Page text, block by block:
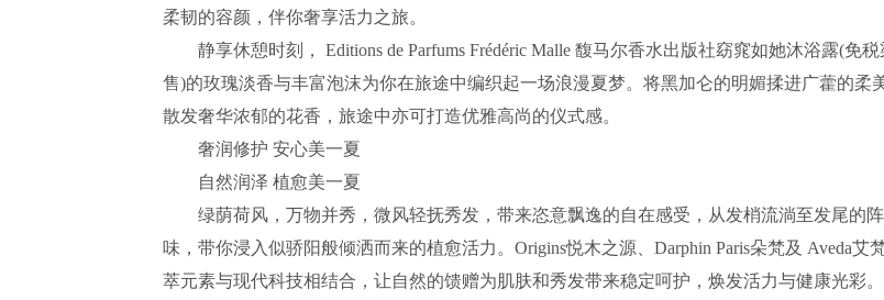
柔韧的容颜，伴你奢享活力之旅。
静享休憩时刻， Editions de Parfums Frédéric Malle 馥马尔香水出版社窈窕如她沐浴露(免税
售)的玫瑰淡香与丰富泡沫为你在旅途中编织起一场浪漫夏梦。将黑加仑的明媚揉进广藿的柔
散发奢华浓郁的花香，旅途中亦可打造优雅高尚的仪式感。
奢润修护 安心美一夏
自然润泽 植愈美一夏
绿荫荷风，万物并秀，微风轻抚秀发，带来恣意飘逸的自在感受，从发梢流淌至发尾的
味，带你浸入似骄阳般倾洒而来的植愈活力。Origins悦木之源、Darphin Paris朵梵及 Aveda艾
萃元素与现代科技相结合，让自然的馈赠为肌肤和秀发带来稳定呵护，焕发活力与健康光彩。